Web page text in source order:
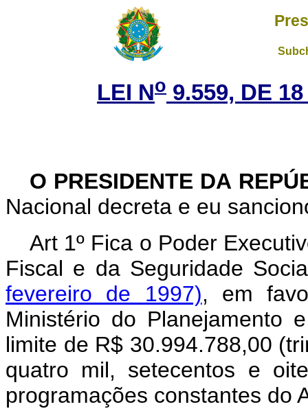
LEI No 9.559, DE
O PRESIDENTE DA
Nacional decreta e eu
Art 1º Fica o Poder
Fiscal e da Seguridade
fevereiro de 1997), em
Ministério do Planejamento
limite de R$ 30.994.788,00
quatro mil, setecentos e
programações constantes do